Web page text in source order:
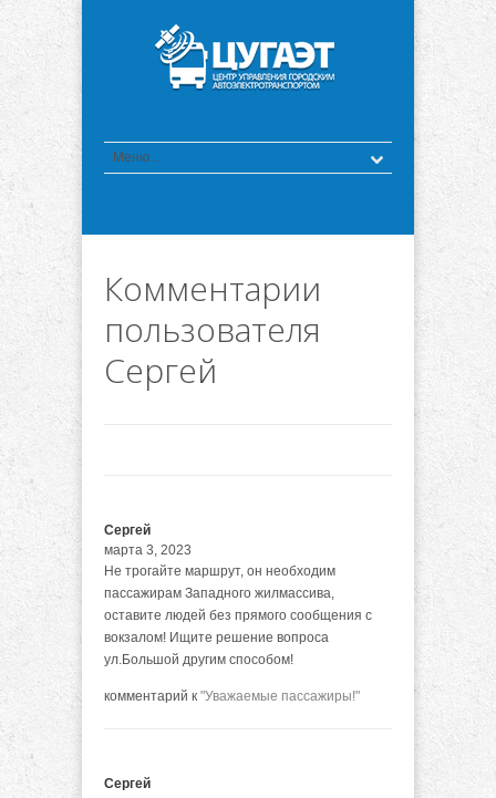
Комментарии
пользователя
Сергей
Сергей
марта 3, 2023
Не трогайте маршрут, он необходим
пассажирам Западного жилмассива,
оставите людей без прямого сообщения с
вокзалом! Ищите решение вопроса
ул.Большой другим способом!
комментарий к "Уважаемые пассажиры!"
Сергей